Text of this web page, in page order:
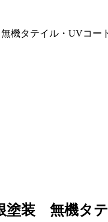
機タテイル・UVコー
装 無機タテ